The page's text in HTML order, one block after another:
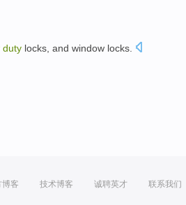
duty locks and window locks
博客 技术博客 诚聘英才 联系我们